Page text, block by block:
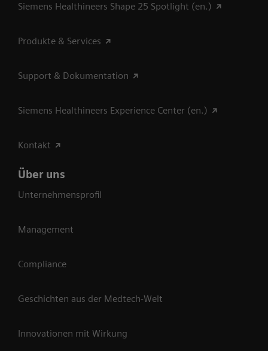
Siemens Healthineers Shape 25 Spotlight (en.)
Produkte & Services
Support & Dokumentation
Siemens Healthineers Experience Center (en.)
Kontakt
Über uns
Unternehmensprofil
Management
Compliance
Geschichten aus der Medtech-Welt
Innovationen mit Wirkung